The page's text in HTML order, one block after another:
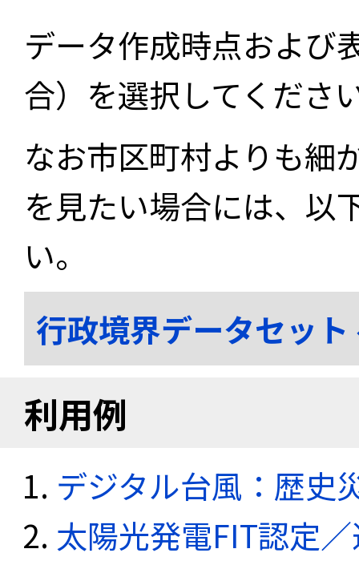
データ作成時点および
合）を選択してくださ
なお市区町村よりも細
を見たい場合には、以
い。
行政境界データセッ
利用例
デジタル台風：歴史
太陽光発電FIT認定